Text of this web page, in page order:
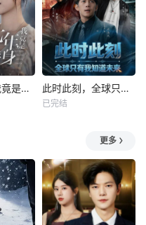
结婚七年，我竟是老公小青梅的替身 此时此刻，全球只有我知道未来
已完结
更多